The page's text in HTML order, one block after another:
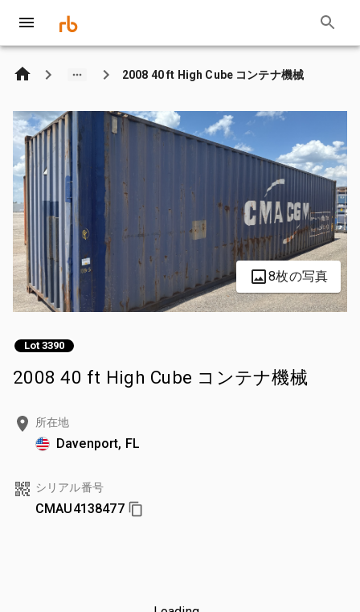
2008 40 ft High Cube コンテナ機械
8枚の写真
Lot 3390
2008 40 ft High Cube コンテナ機械
所在地
Davenport, FL
シリアル番号
CMAU4138477